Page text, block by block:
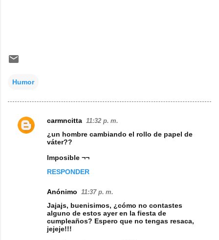
Humor
C
carmncitta 11:32 p. m.
¿un hombre cambiando el rollo de papel de
váter??
Imposible ¬¬
RESPONDER
Anónimo 11:37 p. m.
Jajajs, buenisimos, ¿cómo no contastes
alguno de estos ayer en la fiesta de
cumpleaños? Espero que no tengas resaca,
jejeje!!!